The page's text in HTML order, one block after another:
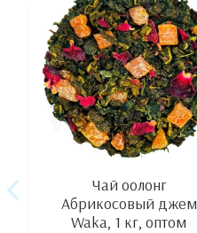
Чай оолонг
Абрикосовый джем
Waka, 1 кг, оптом